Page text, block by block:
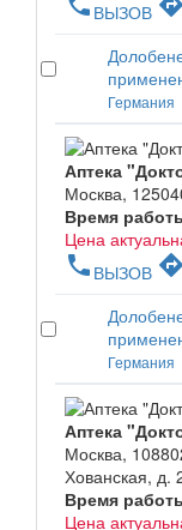
ВЫЗОВ
Германия
Аптека
Москва,
Время
Цена
phone ВЫЗОВ directions
Германия
Аптека
Москва,
Хованская, д.
Время
Цена